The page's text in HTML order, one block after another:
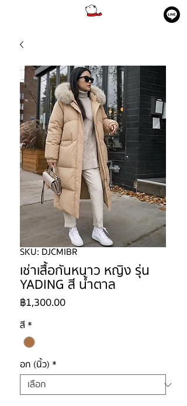
SKU: DJCMIBR
เช่าเสื้อกันหนาว หญิง รุ่น
YADING สี น้ำตาล
฿1,300.00ราคา
สี *
อก (นิ้ว) *